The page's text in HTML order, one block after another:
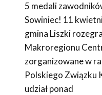
5 medali
Sowiniec! 11
gmina Liszki
Makroregionu
zorganizowane w
Polskiego Związku
udział ponad